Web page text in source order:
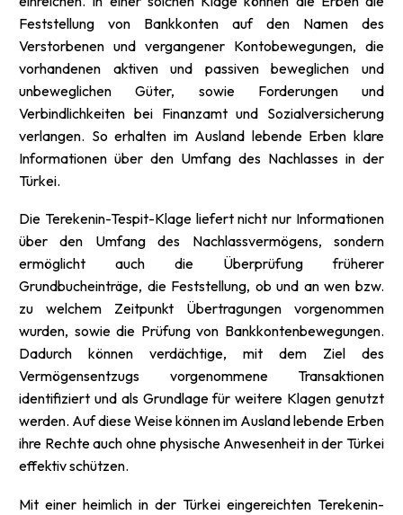
Feststellung von Bankkonten auf den Namen des
Verstorbenen und vergangener Konto­bewegungen, die
vorhandenen aktiven und passiven beweglichen und
unbeweglichen Güter, sowie Forderungen und
Verbindlichkeiten bei Finanzamt und Sozialversicherung
verlangen. So erhalten im Ausland lebende Erben klare
Informationen über den Umfang des Nachlasses in der
Türkei.
Die Terekenin-Tespit-Klage liefert nicht nur Informationen
über den Umfang des Nachlassvermögens, sondern
ermöglicht auch die Überprüfung früherer
Grundbucheinträge, die Feststellung, ob und an wen bzw.
zu welchem Zeitpunkt Übertragungen vorgenommen
wurden, sowie die Prüfung von Bank­kontenbewegungen.
Dadurch können verdächtige, mit dem Ziel des
Vermögensentzugs vorgenommene Transaktionen
identifiziert und als Grundlage für weitere Klagen genutzt
werden. Auf diese Weise können im Ausland lebende Erben
ihre Rechte auch ohne physische Anwesenheit in der Türkei
effektiv schützen.
Mit einer heimlich in der Türkei eingereichten Terekenin-